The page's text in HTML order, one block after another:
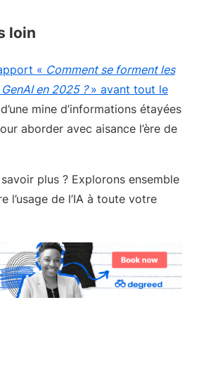
loin
« Comment se forment les
en 2025 ?» avant tout le
mine d’informations étayées
aborder avec aisance l’ère de
plus ? Explorons ensemble
l’usage de l’IA à toute votre